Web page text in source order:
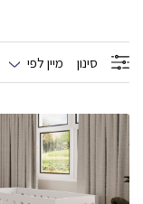
סינון מיין לפי